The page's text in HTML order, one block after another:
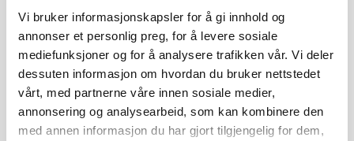
Vi bruker informasjonskapsler for å gi innhold og
annonser et personlig preg, for å levere sosiale
mediefunksjoner og for å analysere trafikken vår. Vi deler
dessuten informasjon om hvordan du bruker nettstedet
vårt, med partnerne våre innen sosiale medier,
annonsering og analysearbeid, som kan kombinere den
med annen informasjon du har gjort tilgjengelig for dem,
Firmaetablering
Lønnstjenester